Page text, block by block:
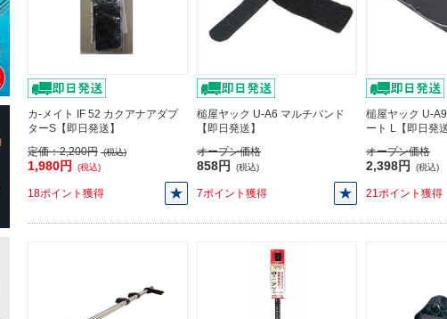
カ-メイト IF 52 カクアナアダプ
ターS【即日発送】
定価：2,200円 (税込)
1,980円 (税込)
18ポイント獲得
槌屋ヤック U-A6 マルチバンド
【即日発送】
オープン価格
858円 (税込)
7ポイント獲得
槌屋ヤック U-
ート L【即日発送
オープン価格
2,398円 (税込)
21ポイント獲得